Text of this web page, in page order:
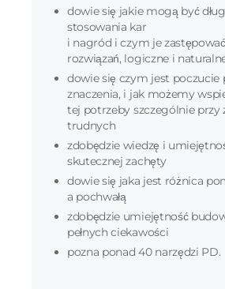
dowie się jakie mogą być
stosowania kar
i nagród i czym je
rozwiązań, logiczne i
dowie się czym jest poczucie
znaczenia, i jak możemy
tej potrzeby szczególnie przy
trudnych
zdobędzie wiedzę i
skutecznej zachęty
dowie się jaka jest różnica
a pochwałą
zdobędzie umiejętność
pełnych ciekawości
pozna ponad 40 narzędzi PD.